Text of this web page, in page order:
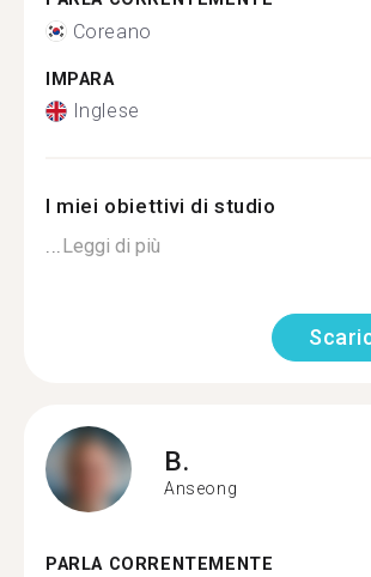
Coreano
IMPARA
Inglese
I miei obiettivi di studio
...Leggi di più
B.
Anseong
PARLA CORRENTEMENTE